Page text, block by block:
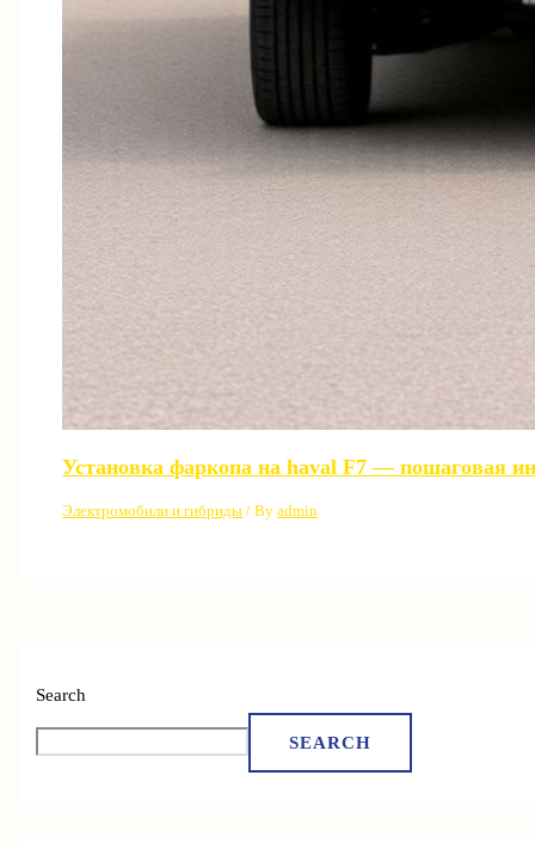
Search
SEARCH
Установка фаркопа на haval F7 — пошаговая
Электромобили и гибриды / Byadmin